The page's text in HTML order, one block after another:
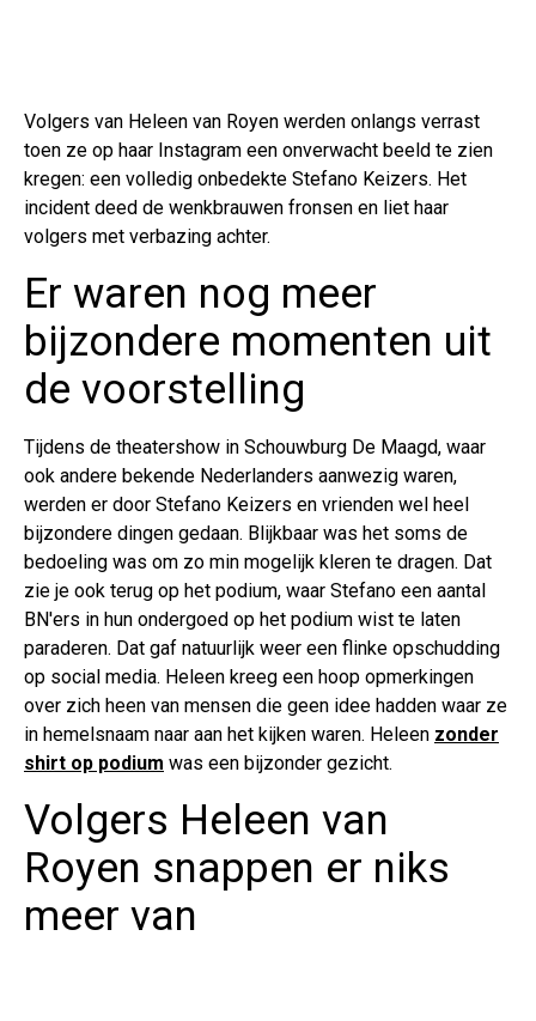
Volgers van Heleen van Royen werden onlangs verrast
toen ze op haar Instagram een onverwacht beeld te zien
kregen: een volledig onbedekte Stefano Keizers. Het
incident deed de wenkbrauwen fronsen en liet haar
volgers met verbazing achter.
Er waren nog meer
bijzondere momenten uit
de voorstelling
Tijdens de theatershow in Schouwburg De Maagd, waar
ook andere bekende Nederlanders aanwezig waren,
werden er door Stefano Keizers en vrienden wel heel
bijzondere dingen gedaan. Blijkbaar was het soms de
bedoeling was om zo min mogelijk kleren te dragen. Dat
zie je ook terug op het podium, waar Stefano een aantal
BN'ers in hun ondergoed op het podium wist te laten
paraderen. Dat gaf natuurlijk weer een flinke opschudding
op social media. Heleen kreeg een hoop opmerkingen
over zich heen van mensen die geen idee hadden waar ze
in hemelsnaam naar aan het kijken waren. Heleen zonder
shirt op podium was een bijzonder gezicht.
Volgers Heleen van
Royen snappen er niks
meer van